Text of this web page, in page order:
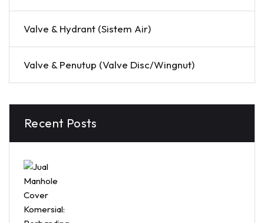
Valve & Hydrant (Sistem Air)
Valve & Penutup (Valve Disc/Wingnut)
Recent Posts